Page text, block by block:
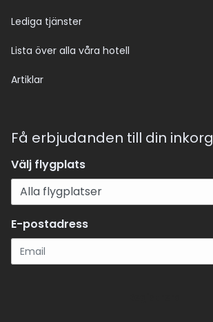
Lediga tjänster
Lista över alla våra hotell
Artiklar
Få erbjudanden till din inkorg
Välj flygplats
E-postadress